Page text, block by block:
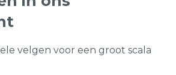
velgen voor een groot scala